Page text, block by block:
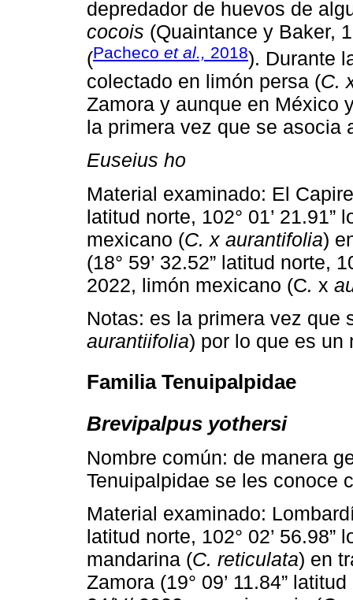
depredador de huevos de
cocois (Quaintance y Baker,
(Pacheco et al., 2018). Durante
colectado en limón persa (C.
Zamora y aunque en México
la primera vez que se asocia
Euseius ho
Material examinado: El
latitud norte, 102° 01’
mexicano (C. x aurantifolia)
(18° 59’ 32.52” latitud norte,
2022, limón mexicano (C. x
Notas: es la primera vez que
aurantiifolia) por lo que es un
Familia Tenuipalpidae
Brevipalpus yothersi
Nombre común: de manera
Tenuipalpidae se les conoce
Material examinado:
latitud norte, 102° 02’
mandarina (C. reticulata) en
Zamora (19° 09’ 11.84”